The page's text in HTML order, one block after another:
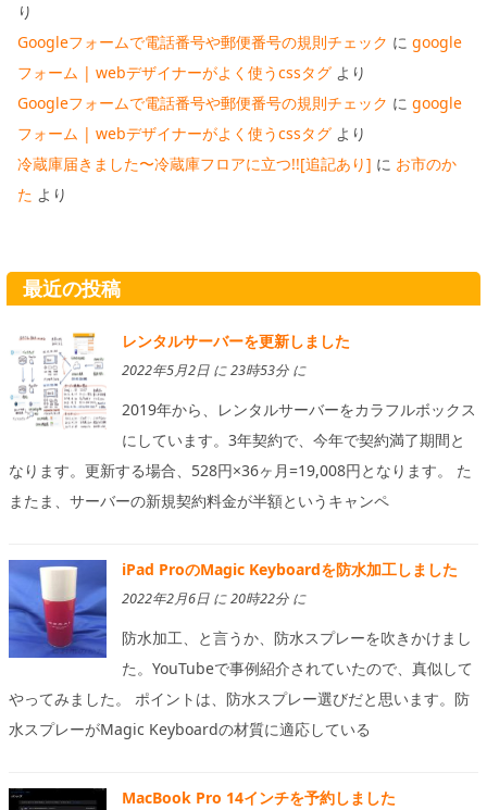
り
Googleフォームで電話番号や郵便番号の規則チェック に google
フォーム | webデザイナーがよく使うcssタグ より
Googleフォームで電話番号や郵便番号の規則チェック に google
フォーム | webデザイナーがよく使うcssタグ より
冷蔵庫届きました〜冷蔵庫フロアに立つ!![追記あり] に お市のか
た より
最近の投稿
レンタルサーバーを更新しました
2022年5月2日 に 23時53分 に
2019年から、レンタルサーバーをカラフルボックス
にしています。3年契約で、今年で契約満了期間と
なります。更新する場合、528円×36ヶ月=19,008円となります。 た
またま、サーバーの新規契約料金が半額というキャンペ
iPad ProのMagic Keyboardを防水加工しました
2022年2月6日 に 20時22分 に
防水加工、と言うか、防水スプレーを吹きかけまし
た。YouTubeで事例紹介されていたので、真似して
やってみました。 ポイントは、防水スプレー選びだと思います。防
水スプレーがMagic Keyboardの材質に適応している
MacBook Pro 14インチを予約しました